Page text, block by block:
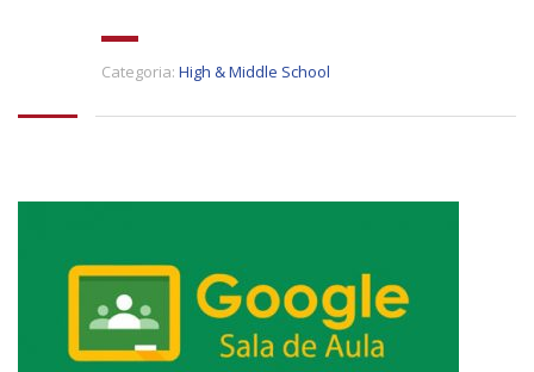
Categoria: High & Middle School